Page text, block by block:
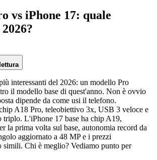
vs iPhone 17: quale
interessanti del 2026: un modello Pro
il modello base di quest'anno. Non è ovvio
dipende da come usi il telefono.
A18 Pro, teleobiettivo 3x, USB 3 veloce e
triplo. L'iPhone 17 base ha chip A19,
la prima volta sul base, autonomia record da
aggiornato a 48 MP e i prezzi
simili. Chi è meglio? Vediamo punto per